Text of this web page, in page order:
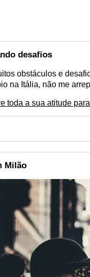
desafios
obstáculos e
na Itália, não me
toda a sua atitude
Milão